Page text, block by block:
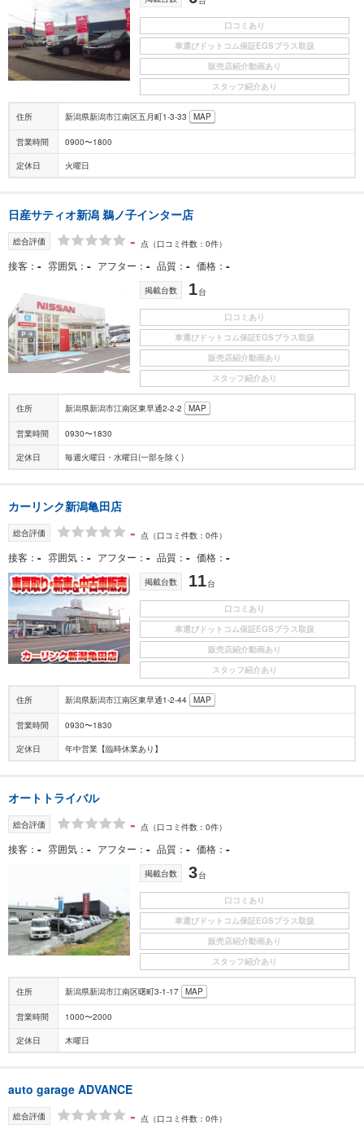
口コミあり
車選びドットコム保証EGSプラス取扱
販売店紹介動画あり
スタッフ紹介あり
住所 新潟県新潟市江南区五月町1-3-33 MAP
営業時間 0900〜1800
定休日 火曜日
日産サティオ新潟 鵜ノ子インター店
総合評価 - 点 （口コミ件数：0件）
接客 - 雰囲気 - アフター - 品質 - 価格 -
掲載台数 1台
口コミあり
車選びドットコム保証EGSプラス取扱
販売店紹介動画あり
スタッフ紹介あり
住所 新潟県新潟市江南区東早通2-2-2 MAP
営業時間 0930〜1830
定休日 毎週火曜日・水曜日(一部を除く)
カーリンク新潟亀田店
総合評価 - 点 （口コミ件数：0件）
接客 - 雰囲気 - アフター - 品質 - 価格 -
掲載台数 11台
口コミあり
車選びドットコム保証EGSプラス取扱
販売店紹介動画あり
スタッフ紹介あり
住所 新潟県新潟市江南区東早通1-2-44 MAP
営業時間 0930〜1830
定休日 年中営業【臨時休業あり】
オートトライバル
総合評価 - 点 （口コミ件数：0件）
接客 - 雰囲気 - アフター - 品質 - 価格 -
掲載台数 3台
口コミあり
車選びドットコム保証EGSプラス取扱
販売店紹介動画あり
スタッフ紹介あり
住所 新潟県新潟市江南区曙町3-1-17 MAP
営業時間 1000〜2000
定休日 木曜日
auto garage ADVANCE
総合評価 - 点 （口コミ件数：0件）